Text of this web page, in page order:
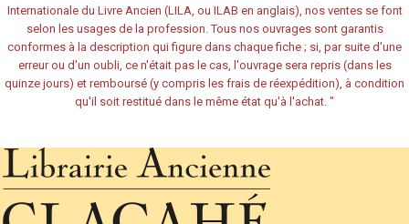
Internationale du Livre Ancien (LILA, ou ILAB en anglais), nos ventes se font
selon les usages de la profession. Tous nos ouvrages sont garantis
conformes à la description qui figure dans chaque fiche ; si, par suite d'une
erreur ou d'un oubli, ce n'était pas le cas, l'ouvrage sera repris (dans les
quinze jours) et remboursé (y compris les frais de réexpédition), à condition
qu'il soit restitué dans le même état qu'à l'achat. "